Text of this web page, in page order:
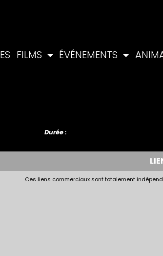
FILMS ÉVÉNEMENTS
Durée :
Ces liens commerciaux sont totalement